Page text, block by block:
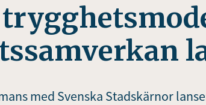
med Svenska Stadskärnor